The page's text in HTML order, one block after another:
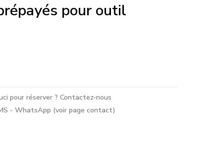
pour outil
pour réserver ? Contactez-nous
- WhatsApp (voir page contact)